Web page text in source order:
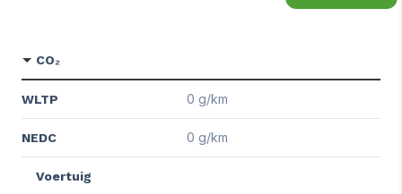
CO₂
WLTP 0 g/km
NEDC 0 g/km
Voertuig